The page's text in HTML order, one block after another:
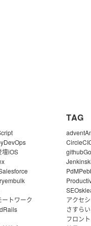
DevOps
壇iOS
embulk
ートワーク
Rails
TAG
advent
CircleCI
githubGo
Jenkins
PdM
SEO
アクセ
さすら
フロン